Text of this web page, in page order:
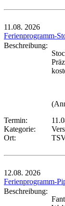
11.08. 2026
Ferienprogramm-
Beschreibung:
Termin:
Kategorie:
Ort:
12.08. 2026
Ferienprogramm-
Beschreibung: